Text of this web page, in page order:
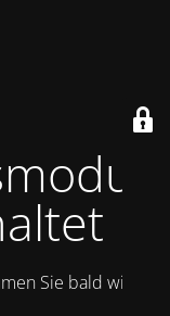
Sie bald wieder.